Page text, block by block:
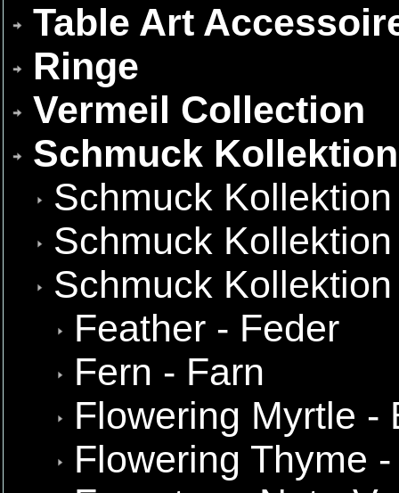
Table Art
Ringe
Vermeil Collection
Schmuck
Schmuck
Schmuck
Schmuck
Feather - Feder
Fern - Farn
Flowering Myrtle -
Flowering Thyme